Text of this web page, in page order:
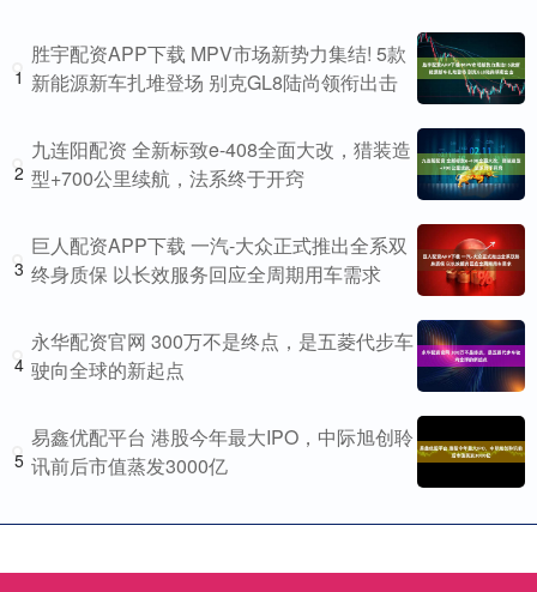
1
胜宇配资APP下载 MPV市场新势力集结! 5款
新能源新车扎堆登场 别克GL8陆尚领衔出击
2
九连阳配资 全新标致e-408全面大改，猎装造
型+700公里续航，法系终于开窍
3
巨人配资APP下载 一汽-大众正式推出全系双
终身质保 以长效服务回应全周期用车需求
4
永华配资官网 300万不是终点，是五菱代步车
驶向全球的新起点
5
易鑫优配平台 港股今年最大IPO，中际旭创聆
讯前后市值蒸发3000亿